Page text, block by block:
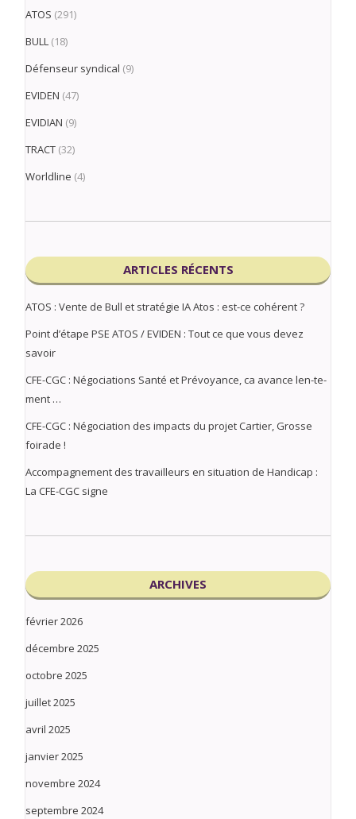
ATOS (291)
BULL (18)
Défenseur syndical (9)
EVIDEN (47)
EVIDIAN (9)
TRACT (32)
Worldline (4)
ARTICLES RÉCENTS
ATOS : Vente de Bull et stratégie IA Atos : est-ce cohérent ?
Point d’étape PSE ATOS / EVIDEN : Tout ce que vous devez
savoir
CFE-CGC : Négociations Santé et Prévoyance, ca avance len-te-
ment …
CFE-CGC : Négociation des impacts du projet Cartier, Grosse
foirade !
Accompagnement des travailleurs en situation de Handicap :
La CFE-CGC signe
ARCHIVES
février 2026
décembre 2025
octobre 2025
juillet 2025
avril 2025
janvier 2025
novembre 2024
septembre 2024